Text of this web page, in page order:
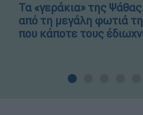
Τα «γεράκια» της
από τη μεγάλη φωτιά τη
που κάποτε τους